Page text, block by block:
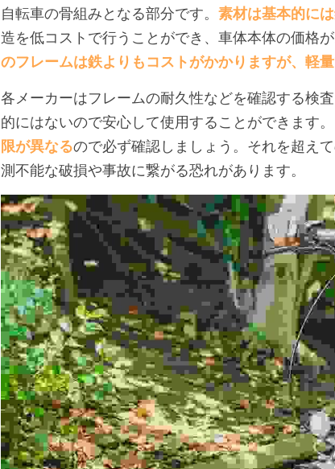
自転車の骨組みとなる部分です。 素材は基本的に
造を低コストで行うことができ、車体本体の価格
のフレームは鉄よりもコストがかかりますが、軽
各メーカーはフレームの耐久性などを確認する検
的にはないので安心して使用することができます。
限が異なるので必ず確認しましょう。それを超え
測不能な破損や事故に繋がる恐れがあります。